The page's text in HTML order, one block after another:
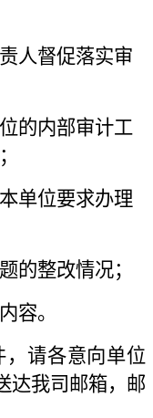
人督促落实审
的内部审计工
单位要求办理
的整改情况；
容。
请各意向单位
达我司邮箱，邮